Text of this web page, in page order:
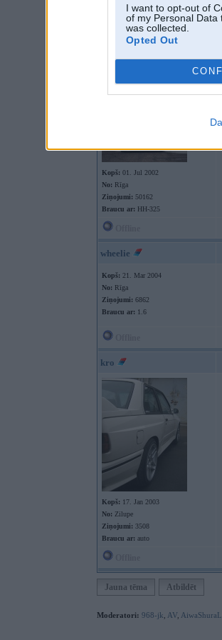
I want to opt-out of
of my Personal Data
was collected.
Opted Out
Offline
Kopš: 01. Jul 2002
No: Rīga
Ziņojumi: 50162
Braucu ar: HH-325
wheelie
Kopš: 21. Mar 2004
No: Rīga
Ziņojumi: 6862
Braucu ar: 1.6
kro
Kopš: 17. Jan 2003
No: Zilupe
Ziņojumi: 3508
Braucu ar: auto
Jauna tēma Atbildēt
Moderatori: 968-jk AV